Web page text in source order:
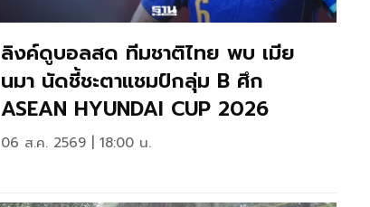
ลิงค์ดูบอลสด ทีมชาติไทย พบ เมีย
นมา นัดชี้ชะตาแชมป์กลุ่ม B ศึก
ASEAN HYUNDAI CUP 2026
06 ส.ค. 2569 | 18:00 น.